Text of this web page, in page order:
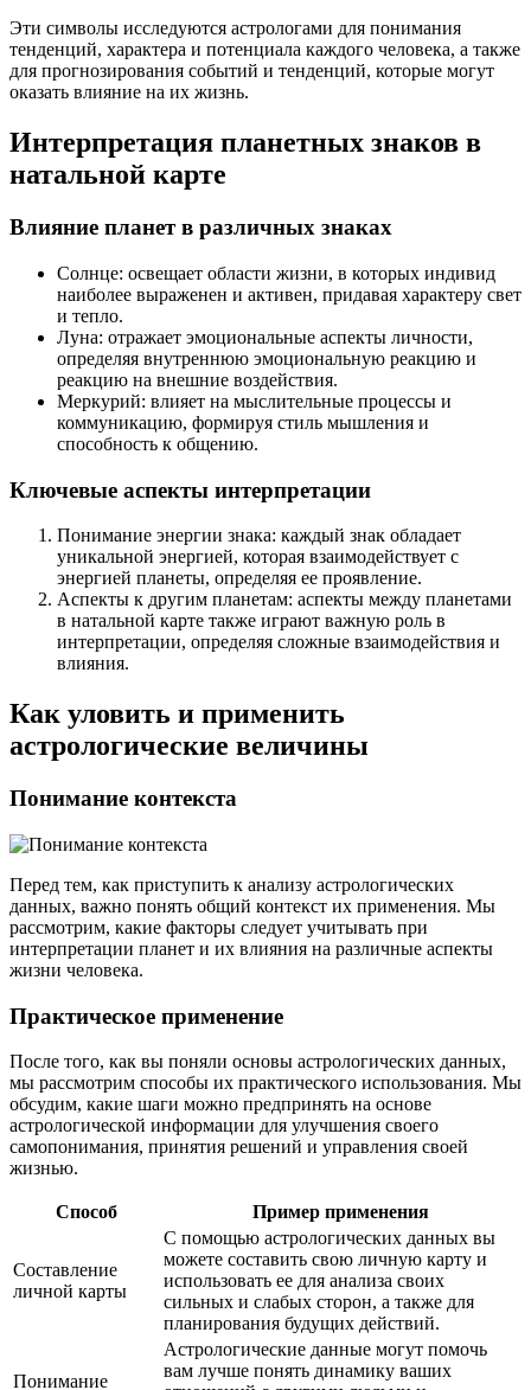
Эти символы исследуются астрологами для понимания
тенденций, характера и потенциала каждого человека, а также
для прогнозирования событий и тенденций, которые могут
оказать влияние на их жизнь.
Интерпретация планетных знаков в
натальной карте
Влияние планет в различных знаках
Солнце: освещает области жизни, в которых индивид
наиболее выраженен и активен, придавая характеру свет
и тепло.
Луна: отражает эмоциональные аспекты личности,
определяя внутреннюю эмоциональную реакцию и
реакцию на внешние воздействия.
Меркурий: влияет на мыслительные процессы и
коммуникацию, формируя стиль мышления и
способность к общению.
Ключевые аспекты интерпретации
Понимание энергии знака: каждый знак обладает
уникальной энергией, которая взаимодействует с
энергией планеты, определяя ее проявление.
Аспекты к другим планетам: аспекты между планетами
в натальной карте также играют важную роль в
интерпретации, определяя сложные взаимодействия и
влияния.
Как уловить и применить
астрологические величины
Понимание контекста
Перед тем, как приступить к анализу астрологических
данных, важно понять общий контекст их применения. Мы
рассмотрим, какие факторы следует учитывать при
интерпретации планет и их влияния на различные аспекты
жизни человека.
Практическое применение
После того, как вы поняли основы астрологических данных,
мы рассмотрим способы их практического использования. Мы
обсудим, какие шаги можно предпринять на основе
астрологической информации для улучшения своего
самопонимания, принятия решений и управления своей
жизнью.
Способ Пример применения
Составление
личной карты
С помощью астрологических данных вы
можете составить свою личную карту и
использовать ее для анализа своих
сильных и слабых сторон, а также для
планирования будущих действий.
Понимание
Астрологические данные могут помочь
вам лучше понять динамику ваших